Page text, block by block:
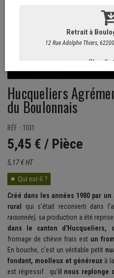
Hucqueliers
du Boulonnais
RÉF : 1101
5,45 € / Pièce
5,17 € HT
Créé dans les années 1980 par
rural
qui s'était reconverti dans
raisonnée), sa production a été
dans le canton d'Hucqueliers,
fromage de chèvre frais est un
En bouche, c'est un véritable petit
fondant, moelleux et généreuxà
est régressif : qu'il nous replonge